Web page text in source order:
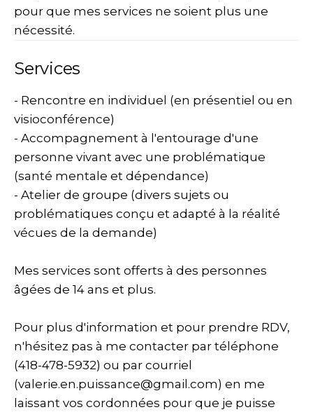
pour que mes services ne soient plus une
nécessité.
Services
- Rencontre en individuel (en présentiel ou en
visioconférence)
- Accompagnement à l'entourage d'une
personne vivant avec une problématique
(santé mentale et dépendance)
- Atelier de groupe (divers sujets ou
problématiques conçu et adapté à la réalité
vécues de la demande)
Mes services sont offerts à des personnes
âgées de 14 ans et plus.
Pour plus d'information et pour prendre RDV,
n'hésitez pas à me contacter par téléphone
(418-478-5932) ou par courriel
(valerie.en.puissance@gmail.com) en me
laissant vos cordonnées pour que je puisse